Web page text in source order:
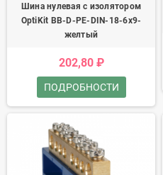
Шина нулевая с изолятором
OptiKit BB-D-PE-DIN-18-6х9-
желтый
202,80 ₽
ПОДРОБНОСТИ